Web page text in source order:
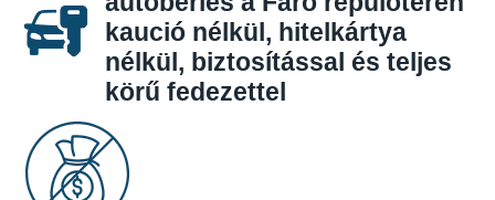
kaució nélkül, hitelkártya
nélkül, biztosítással és teljes
körű fedezettel